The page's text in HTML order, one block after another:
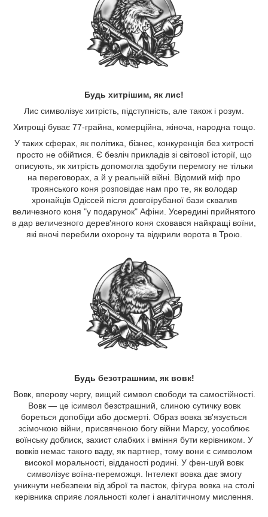
Будь хитрішим, як лис!
Лис символізує хитрість, підступність, але також і розум.
Хитрощі буває 77-грайна, комерційна, жіноча, народна тощо.
У таких сферах, як політика, бізнес, конкуренція без хитрості
просто не обійтися. Є безліч прикладів зі світової історії, що
описують, як хитрість допомогла здобути перемогу не тільки
на переговорах, а й у реальній війні. Відомий міф про
троянського коня розповідає нам про те, як володар
хронайців Одіссей після довгоїрубаної бази сквалив
величезного коня "у подарунок" Афіни. Усередині прийнятого
в дар величезного дерев'яного коня сховався найкращі воїни,
які вночі перебили охорону та відкрили ворота в Трою.
Будь безстрашним, як вовк!
Вовк, вперову чергу, вищий символ свободи та самостійності.
Вовк — це ісимвол безстрашний, слиною сутичку вовк
бореться допобіди або досмерті. Образ вовка зв'язується
зсімочкою війни, присвяченою богу війни Марсу, уособлює
воїнську доблиск, захист слабких і вміння бути керівником. У
вовків немає такого ваду, як партнер, тому вони є символом
високої моральності, відданості родині. У фен-шуй вовк
символізує воїна-переможця. Інтелект вовка дає змогу
уникнути небезпеки від зброї та пасток, фігура вовка на столі
керівника сприяє лояльності колег і аналітичному мислення.